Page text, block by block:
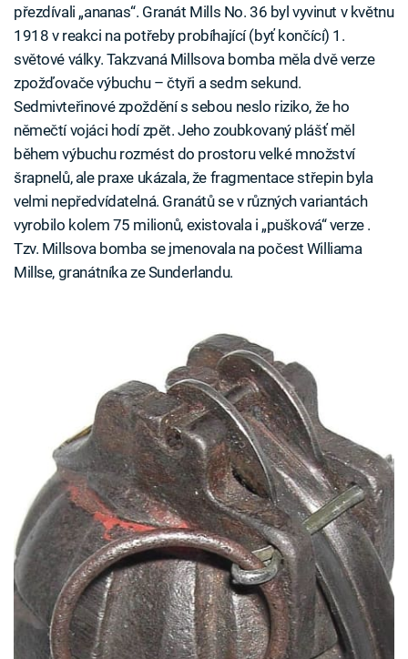
přezdívali „ananas“. Granát Mills No. 36 byl vyvinut v květnu
1918 v reakci na potřeby probíhající (byť končící) 1.
světové války. Takzvaná Millsova bomba měla dvě verze
zpožďovače výbuchu – čtyři a sedm sekund.
Sedmivteřinové zpoždění s sebou neslo riziko, že ho
němečtí vojáci hodí zpět. Jeho zoubkovaný plášť měl
během výbuchu rozmést do prostoru velké množství
šrapnelů, ale praxe ukázala, že fragmentace střepin byla
velmi nepředvídatelná. Granátů se v různých variantách
vyrobilo kolem 75 milionů, existovala i „pušková“ verze .
Tzv. Millsova bomba se jmenovala na počest Williama
Millse, granátníka ze Sunderlandu.